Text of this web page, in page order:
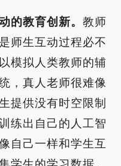
的教育创新。教师
师生互动过程必不
模拟人类教师的辅
，真人老师很难像
提供没有时空限制
练出自己的人工智
自己一样和学生互